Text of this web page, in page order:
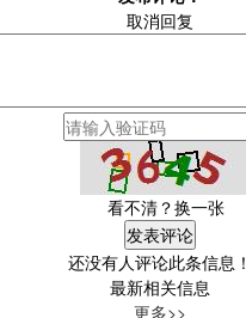
取消回复
看不清？换一张
还没有人评论此条信息！
最新相关信息
更多>>